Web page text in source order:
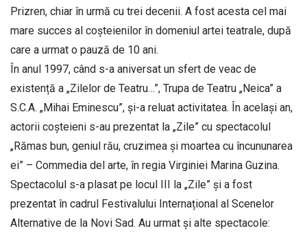
Prizren, chiar în urmă cu trei decenii. A fost acesta cel mai
mare succes al coșteienilor în domeniul artei teatrale, după
care a urmat o pauză de 10 ani.
În anul 1997, când s-a aniversat un sfert de veac de
existență a „Zilelor de Teatru…”, Trupa de Teatru „Neica” a
S.C.A. „Mihai Eminescu”, și-a reluat activitatea. În același an,
actorii coșteieni s-au prezentat la „Zile” cu spectacolul
„Rămas bun, geniul rău, cruzimea și moartea cu încununarea
ei” – Commedia del arte, în regia Virginiei Marina Guzina.
Spectacolul s-a plasat pe locul III la „Zile” și a fost
prezentat în cadrul Festivalului Internațional al Scenelor
Alternative de la Novi Sad. Au urmat și alte spectacole: